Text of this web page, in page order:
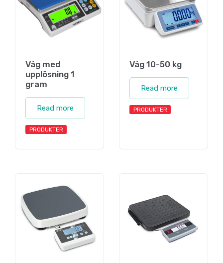
Våg med
upplösning 1
gram
Read more
PRODUKTER
Våg 10-50 kg
Read more
PRODUKTER